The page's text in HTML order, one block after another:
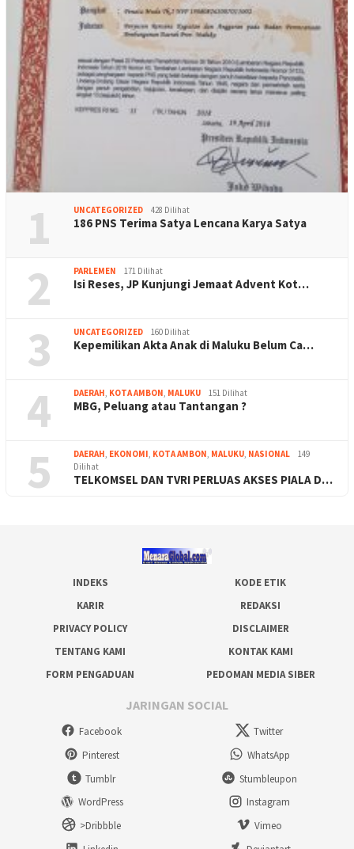
1 UNCATEGORIZED 428 Dilihat
186 PNS Terima Satya Lencana Karya Satya
2 PARLEMEN 171 Dilihat
Isi Reses, JP Kunjungi Jemaat Advent Kot…
3 UNCATEGORIZED 160 Dilihat
Kepemilikan Akta Anak di Maluku Belum Ca…
4 DAERAH, KOTA AMBON, MALUKU 151 Dilihat
MBG, Peluang atau Tantangan ?
5 DAERAH, EKONOMI, KOTA AMBON, MALUKU, NASIONAL
149
Dilihat
TELKOMSEL DAN TVRI PERLUAS AKSES PIALA D…
INDEKS
KODE ETIK
KARIR
REDAKSI
PRIVACY POLICY
DISCLAIMER
TENTANG KAMI
KONTAK KAMI
FORM PENGADUAN
PEDOMAN MEDIA SIBER
JARINGAN SOCIAL
Facebook
Twitter
Pinterest
WhatsApp
Tumblr
Stumbleupon
WordPress
Instagram
>Dribbble
Vimeo